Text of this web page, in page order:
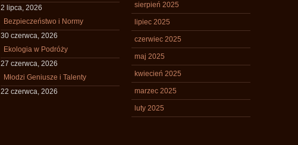
2 lipca, 2026
Bezpieczeństwo i Normy
30 czerwca, 2026
Ekologia w Podróży
27 czerwca, 2026
Młodzi Geniusze i Talenty
22 czerwca, 2026
sierpień 2025
lipiec 2025
czerwiec 2025
maj 2025
kwiecień 2025
marzec 2025
luty 2025